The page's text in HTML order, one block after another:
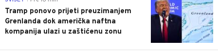
Tramp ponovo prijeti preuzimanjem
Grenlanda dok američka naftna
kompanija ulazi u zaštićenu zonu